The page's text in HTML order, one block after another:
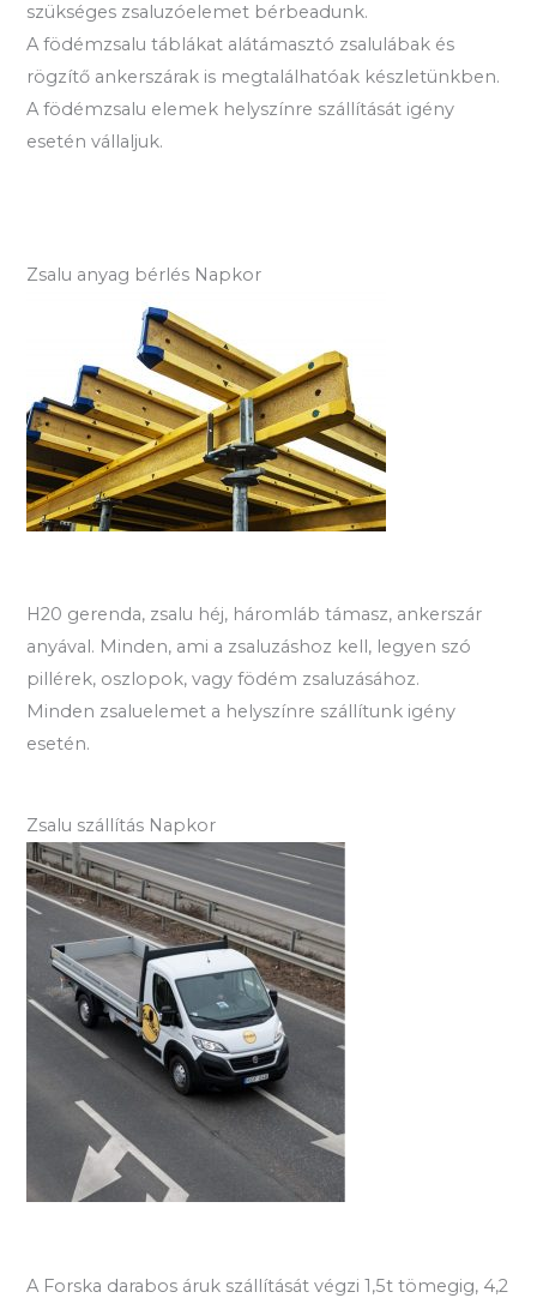
szükséges zsaluzóelemet bérbeadunk.
A födémzsalu táblákat alátámasztó zsalulábak és
rögzítő ankerszárak is megtalálhatóak készletünkben.
A födémzsalu elemek helyszínre szállítását igény
esetén vállaljuk.
Zsalu anyag bérlés Napkor
H20 gerenda, zsalu héj, háromláb támasz, ankerszár
anyával. Minden, ami a zsaluzáshoz kell, legyen szó
pillérek, oszlopok, vagy födém zsaluzásához.
Minden zsaluelemet a helyszínre szállítunk igény
esetén.
Zsalu szállítás Napkor
A Forska darabos áruk szállítását végzi 1,5t tömegig, 4,2